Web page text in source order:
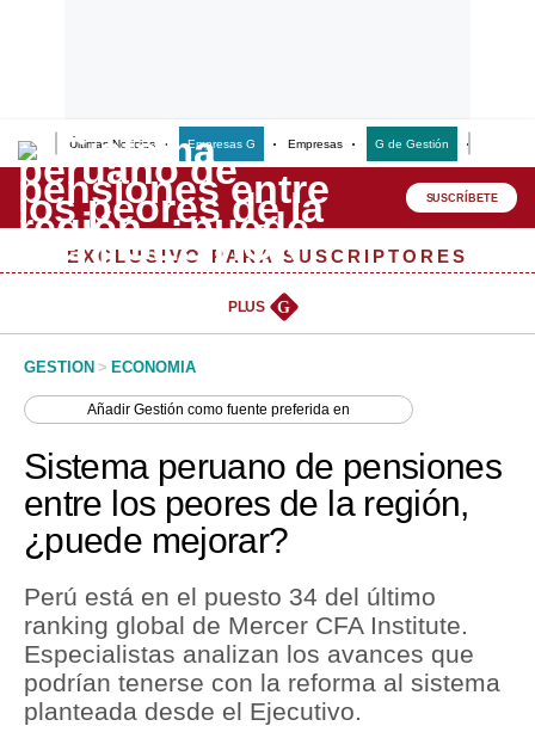
Últimas Noticias Empresas G Empresas G de Gestión
Lo último
Peru Quiosco
Management & Empleo
Perú
Política
Finanzas Personales
Inmobiliarias
Plus G
SUSCRÍBETE
EXCLUSIVO PARA SUSCRIPTORES
PLUS G
GESTION > ECONOMIA
AñadirGestión como fuente preferida en
Sistema peruano de pensiones
entre los peores de la región,
¿puede mejorar?
Perú está en el puesto 34 del último
ranking global de Mercer CFA Institute.
Especialistas analizan los avances que
podrían tenerse con la reforma al sistema
planteada desde el Ejecutivo.